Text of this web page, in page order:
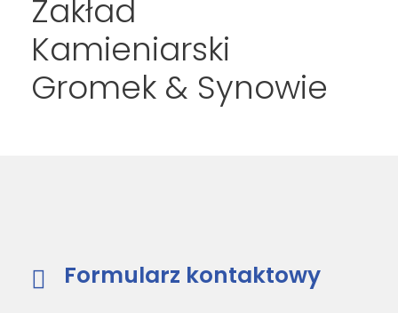
Zakład
Kamieniarski
Gromek & Synowie
Formularz kontaktowy